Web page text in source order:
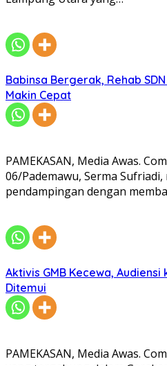
Babinsa Bergerak, Rehab
Makin Cepat
PAMEKASAN, Media Awas.
06/Pademawu, Serma
pendampingan dengan
Aktivis GMB Kecewa, Audiensi
Ditemui
PAMEKASAN, Media Awas.